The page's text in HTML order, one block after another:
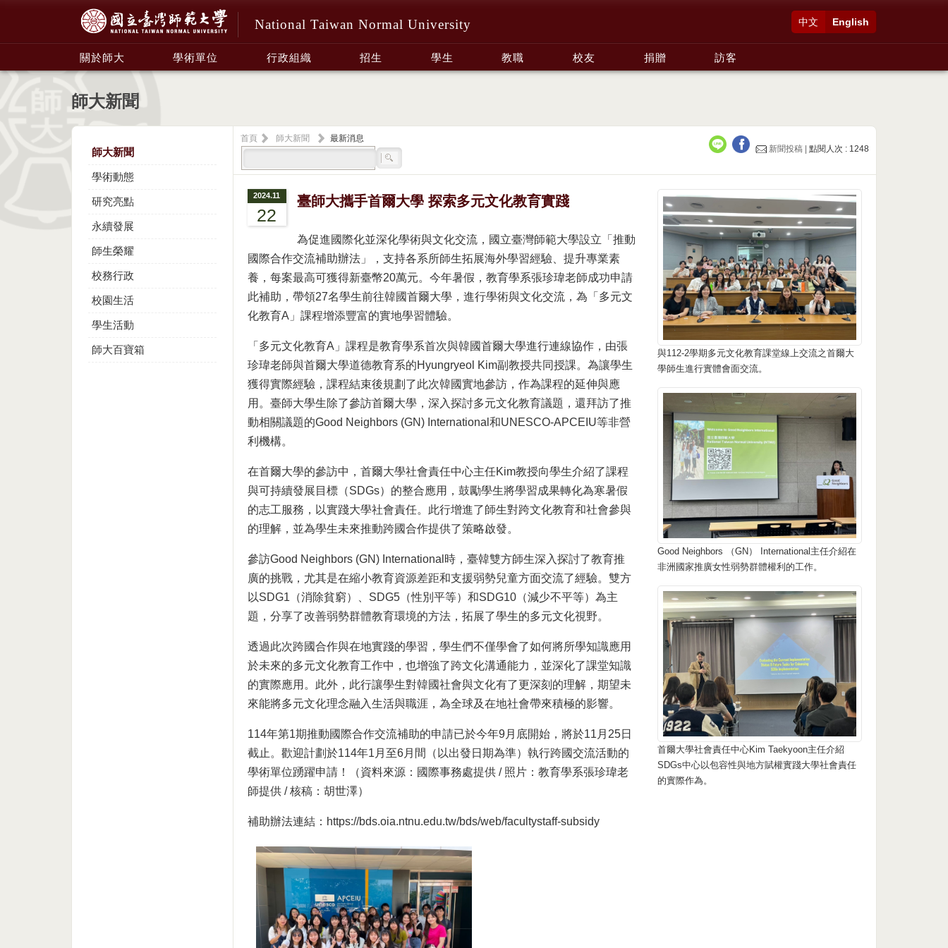
National Taiwan Normal University English
中文
關於師大 學術單位 行政組織 招生 學生 教職 校友 捐贈 訪客
師大新聞
師大新聞
學術動態
研究亮點
永續發展
師生榮耀
校務行政
校園生活
學生活動
師大百寶箱
首頁 師大新聞
最新消息
新聞投稿 |點閱人次 : 1248
與112-2學期多元文化教育課堂線上交流之首爾大
學師生進行實體會面交流。
Good Neighbors （GN） International主任介紹在
非洲國家推廣女性弱勢群體權利的工作。
首爾大學社會責任中心Kim Taekyoon主任介紹
SDGs中心以包容性與地方賦權實踐大學社會責任
的實際作為。
2024.11
22
臺師大攜手首爾大學 探索多元文化教育實踐
為促進國際化並深化學術與文化交流，國立臺灣師範大學設立「推動
國際合作交流補助辦法」，支持各系所師生拓展海外學習經驗、提升專業素
養，每案最高可獲得新臺幣20萬元。今年暑假，教育學系張珍瑋老師成功申請
此補助，帶領27名學生前往韓國首爾大學，進行學術與文化交流，為「多元文
化教育A」課程增添豐富的實地學習體驗。
「多元文化教育A」課程是教育學系首次與韓國首爾大學進行連線協作，由張
珍瑋老師與首爾大學道德教育系的Hyungryeol Kim副教授共同授課。為讓學生
獲得實際經驗，課程結束後規劃了此次韓國實地參訪，作為課程的延伸與應
用。臺師大學生除了參訪首爾大學，深入探討多元文化教育議題，還拜訪了推
動相關議題的Good Neighbors (GN) International和UNESCO-APCEIU等非營
利機構。
在首爾大學的參訪中，首爾大學社會責任中心主任Kim教授向學生介紹了課程
與可持續發展目標（SDGs）的整合應用，鼓勵學生將學習成果轉化為寒暑假
的志工服務，以實踐大學社會責任。此行增進了師生對跨文化教育和社會參與
的理解，並為學生未來推動跨國合作提供了策略啟發。
參訪Good Neighbors (GN) International時，臺韓雙方師生深入探討了教育推
廣的挑戰，尤其是在縮小教育資源差距和支援弱勢兒童方面交流了經驗。雙方
以SDG1（消除貧窮）、SDG5（性別平等）和SDG10（減少不平等）為主
題，分享了改善弱勢群體教育環境的方法，拓展了學生的多元文化視野。
透過此次跨國合作與在地實踐的學習，學生們不僅學會了如何將所學知識應用
於未來的多元文化教育工作中，也增強了跨文化溝通能力，並深化了課堂知識
的實際應用。此外，此行讓學生對韓國社會與文化有了更深刻的理解，期望未
來能將多元文化理念融入生活與職涯，為全球及在地社會帶來積極的影響。
114年第1期推動國際合作交流補助的申請已於今年9月底開始，將於11月25日
截止。歡迎計劃於114年1月至6月間（以出發日期為準）執行跨國交流活動的
學術單位踴躍申請！（資料來源：國際事務處提供 / 照片：教育學系張珍瑋老
師提供 / 核稿：胡世澤）
補助辦法連結： https://bds.oia.ntnu.edu.tw/bds/web/facultystaff-subsidy